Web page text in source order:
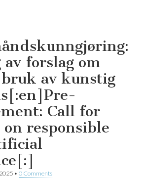
forslag om
av kunstig
Call for
on responsible
• 0 Comments